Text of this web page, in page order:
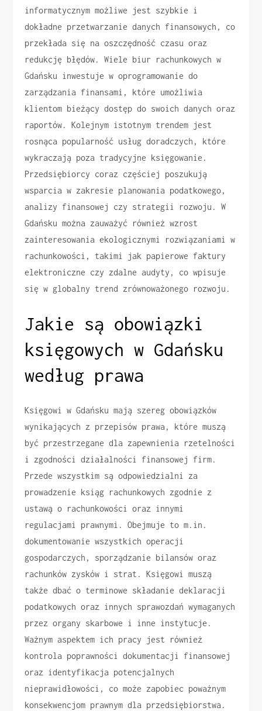
informatycznym możliwe jest szybkie i
dokładne przetwarzanie danych finansowych, co
przekłada się na oszczędność czasu oraz
redukcję błędów. Wiele biur rachunkowych w
Gdańsku inwestuje w oprogramowanie do
zarządzania finansami, które umożliwia
klientom bieżący dostęp do swoich danych oraz
raportów. Kolejnym istotnym trendem jest
rosnąca popularność usług doradczych, które
wykraczają poza tradycyjne księgowanie.
Przedsiębiorcy coraz częściej poszukują
wsparcia w zakresie planowania podatkowego,
analizy finansowej czy strategii rozwoju. W
Gdańsku można zauważyć również wzrost
zainteresowania ekologicznymi rozwiązaniami w
rachunkowości, takimi jak papierowe faktury
elektroniczne czy zdalne audyty, co wpisuje
się w globalny trend zrównoważonego rozwoju.
Jakie są obowiązki
księgowych w Gdańsku
według prawa
Księgowi w Gdańsku mają szereg obowiązków
wynikających z przepisów prawa, które muszą
być przestrzegane dla zapewnienia rzetelności
i zgodności działalności finansowej firm.
Przede wszystkim są odpowiedzialni za
prowadzenie ksiąg rachunkowych zgodnie z
ustawą o rachunkowości oraz innymi
regulacjami prawnymi. Obejmuje to m.in.
dokumentowanie wszystkich operacji
gospodarczych, sporządzanie bilansów oraz
rachunków zysków i strat. Księgowi muszą
także dbać o terminowe składanie deklaracji
podatkowych oraz innych sprawozdań wymaganych
przez organy skarbowe i inne instytucje.
Ważnym aspektem ich pracy jest również
kontrola poprawności dokumentacji finansowej
oraz identyfikacja potencjalnych
nieprawidłowości, co może zapobiec poważnym
konsekwencjom prawnym dla przedsiębiorstwa.